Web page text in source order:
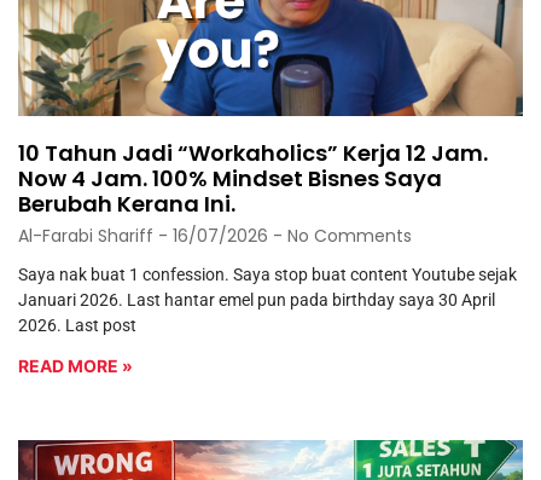
10 Tahun Jadi “Workaholics” Kerja 12 Jam.
Now 4 Jam. 100% Mindset Bisnes Saya
Berubah Kerana Ini.
Al-Farabi Shariff 16/07/2026 No Comments
Saya nak buat 1 confession. Saya stop buat content Youtube sejak
Januari 2026. Last hantar emel pun pada birthday saya 30 April
2026. Last post
READ MORE »